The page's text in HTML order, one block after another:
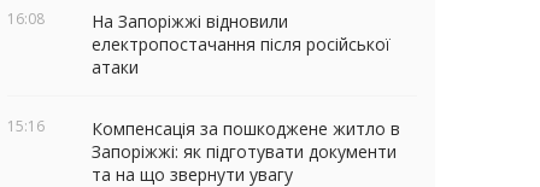
16:08
На Запоріжжі відновили
електропостачання після російської
атаки
15:16
Компенсація за пошкоджене житло в
Запоріжжі: як підготувати документи
та на що звернути увагу